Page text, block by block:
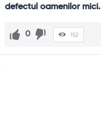
defectul oamenilor mici.
0 152